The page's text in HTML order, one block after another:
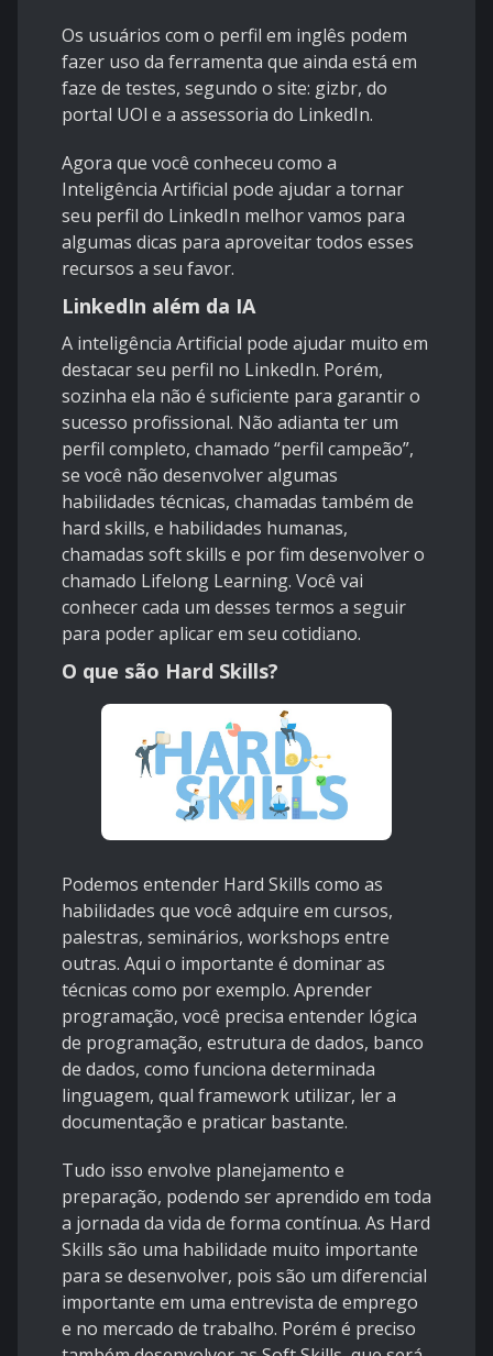
Os usuários com o perfil em inglês podem
fazer uso da ferramenta que ainda está em
faze de testes, segundo o site: gizbr, do
portal UOl e a assessoria do LinkedIn.
Agora que você conheceu como a
Inteligência Artificial pode ajudar a tornar
seu perfil do LinkedIn melhor vamos para
algumas dicas para aproveitar todos esses
recursos a seu favor.
LinkedIn além da IA
A inteligência Artificial pode ajudar muito em
destacar seu perfil no LinkedIn. Porém,
sozinha ela não é suficiente para garantir o
sucesso profissional. Não adianta ter um
perfil completo, chamado “perfil campeão”,
se você não desenvolver algumas
habilidades técnicas, chamadas também de
hard skills, e habilidades humanas,
chamadas soft skills e por fim desenvolver o
chamado Lifelong Learning. Você vai
conhecer cada um desses termos a seguir
para poder aplicar em seu cotidiano.
O que são Hard Skills?
Podemos entender Hard Skills como as
habilidades que você adquire em cursos,
palestras, seminários, workshops entre
outras. Aqui o importante é dominar as
técnicas como por exemplo. Aprender
programação, você precisa entender lógica
de programação, estrutura de dados, banco
de dados, como funciona determinada
linguagem, qual framework utilizar, ler a
documentação e praticar bastante.
Tudo isso envolve planejamento e
preparação, podendo ser aprendido em toda
a jornada da vida de forma contínua. As Hard
Skills são uma habilidade muito importante
para se desenvolver, pois são um diferencial
importante em uma entrevista de emprego
e no mercado de trabalho. Porém é preciso